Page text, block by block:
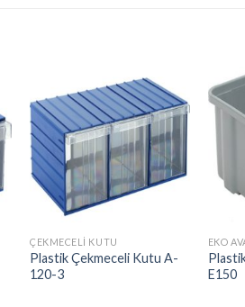
ÇEKMECELI KUTU
Plastik Çekmeceli Kutu A-
120-3
EKO
E150